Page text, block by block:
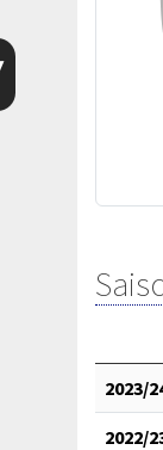
2023/
2022/